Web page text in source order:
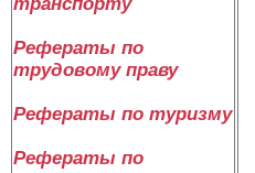
Рефераты по
трудовому праву
Рефераты по туризму
Рефераты по